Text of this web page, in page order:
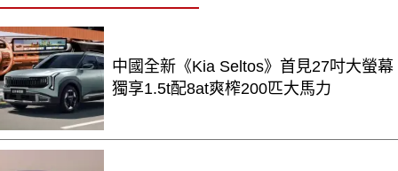
中國全新《Kia Seltos》首見27吋大螢幕
獨享1.5t配8at爽榨200匹大馬力